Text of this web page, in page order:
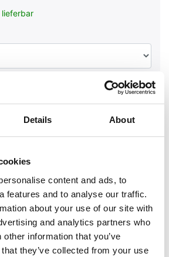
Details About
content and ads, to
features and to analyse our traffic.
about your use of our site with
and analytics partners who
information that you’ve
they’ve collected from your use
an eine sachkundige Person,
Sachkunde oder Befähigung
Reinigung, mehr